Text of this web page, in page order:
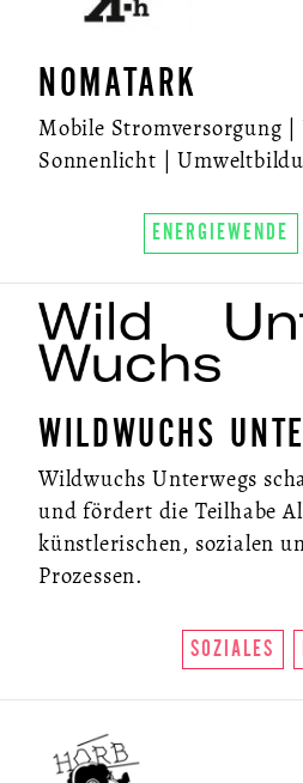
NOMATARK
Mobile Stromversorgung
Sonnenlicht |
ENERGIEWENDE
WILDWUCHS
Wildwuchs Unterwegs
und fördert die Teilhabe
künstlerischen, sozialen
Prozessen.
SOZIALES